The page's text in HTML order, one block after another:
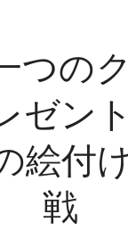
つの
ゼン
絵付
戦